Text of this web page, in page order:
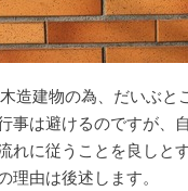
造建物の為、だいぶ
事は避けるのですが、
れに従うことを良しと
理由は後述します。